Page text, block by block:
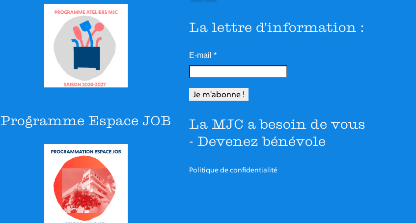
Programme Espace JOB
La lettre d'information :
E-mail *
La MJC a besoin de vous
- Devenez bénévole
Politique de confidentialité